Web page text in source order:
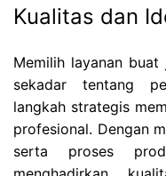
Kualitas dan
Memilih layanan buat
sekadar tentang
langkah strategis
profesional. Dengan
serta proses